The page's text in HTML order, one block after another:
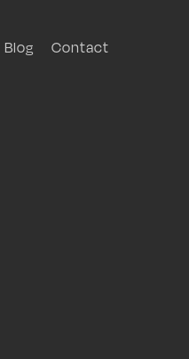
Blog Contact